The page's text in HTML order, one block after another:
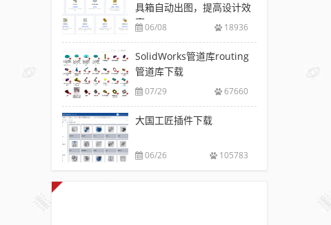
具箱自动出图，提高设计效
率06/08 18936
SolidWorks管道库routing
管道库下载
07/29 67660
大国工匠插件下载
06/26 105783